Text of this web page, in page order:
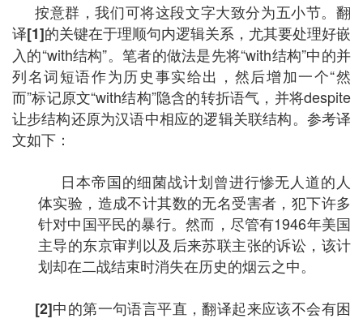
按意群，我们可将这段文字大致分为五小节。翻
译[1]的关键在于理顺句内逻辑关系，尤其要处理好嵌
入的“with结构”。笔者的做法是先将“with结构”中的并
列名词短语作为历史事实给出，然后增加一个“然
而”标记原文“with结构”隐含的转折语气，并将despite
让步结构还原为汉语中相应的逻辑关联结构。参考译
文如下：
日本帝国的细菌战计划曾进行惨无人道的人
体实验，造成不计其数的无名受害者，犯下许多
针对中国平民的暴行。然而，尽管有1946年美国
主导的东京审判以及后来苏联主张的诉讼，该计
划却在二战结束时消失在历史的烟云之中。
[2]中的第一句语言平直，翻译起来应该不会有困